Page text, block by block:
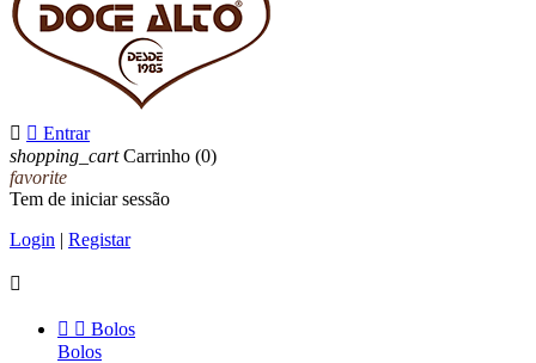
  Entrar
shopping_cart Carrinho (0)
favorite
Tem de iniciar sessão
Login | Registar

  Bolos
Bolos